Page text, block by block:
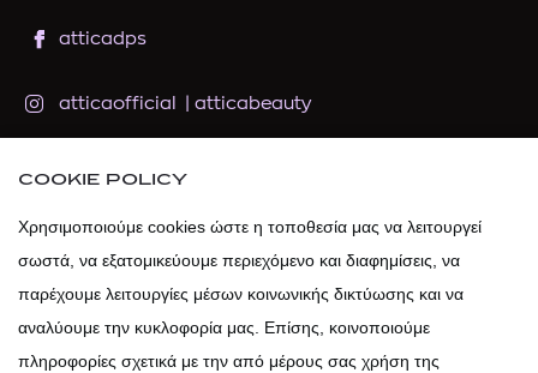
atticadps
atticaofficial atticabeauty
atticadps
COOKIE POLICY
Χρησιμοποιούμε cookies ώστε η τοποθεσία μας να λειτουργεί
σωστά, να εξατομικεύουμε περιεχόμενο και διαφημίσεις, να
παρέχουμε λειτουργίες μέσων κοινωνικής δικτύωσης και να
αναλύουμε την κυκλοφορία μας. Επίσης, κοινοποιούμε
πληροφορίες σχετικά με την από μέρους σας χρήση της